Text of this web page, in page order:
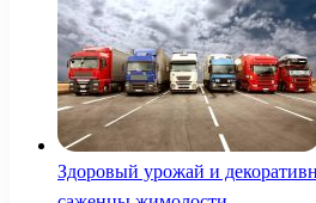
Здоровый урожай и